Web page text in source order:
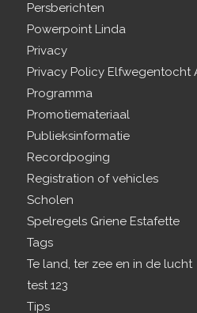
Persberichten
Powerpoint Linda
Privacy
Privacy Policy Elfwegentocht
Programma
Promotiemateriaal
Publieksinformatie
Recordpoging
Registration of vehicles
Scholen
Spelregels Griene Estafette
Tags
Te land, ter zee en in de lucht
test 123
Tips